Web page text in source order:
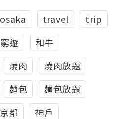
osaka travel
trip
窮遊
和牛
燒肉
燒肉放題
麵包
麵包放題
京都
神戶